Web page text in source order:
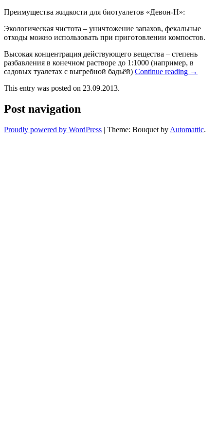
Преимущества жидкости для биотуалетов «Девон-Н»:
Экологическая чистота – уничтожение запахов, фекальные
отходы можно использовать при приготовлении компостов.
Высокая концентрация действующего вещества – степень
разбавления в конечном растворе до 1:1000 (например, в
садовых туалетах с выгребной бадьёй) Continue reading →
This entry was posted on 23.09.2013.
Post navigation
Proudly powered by WordPress | Theme: Bouquet by Automattic.